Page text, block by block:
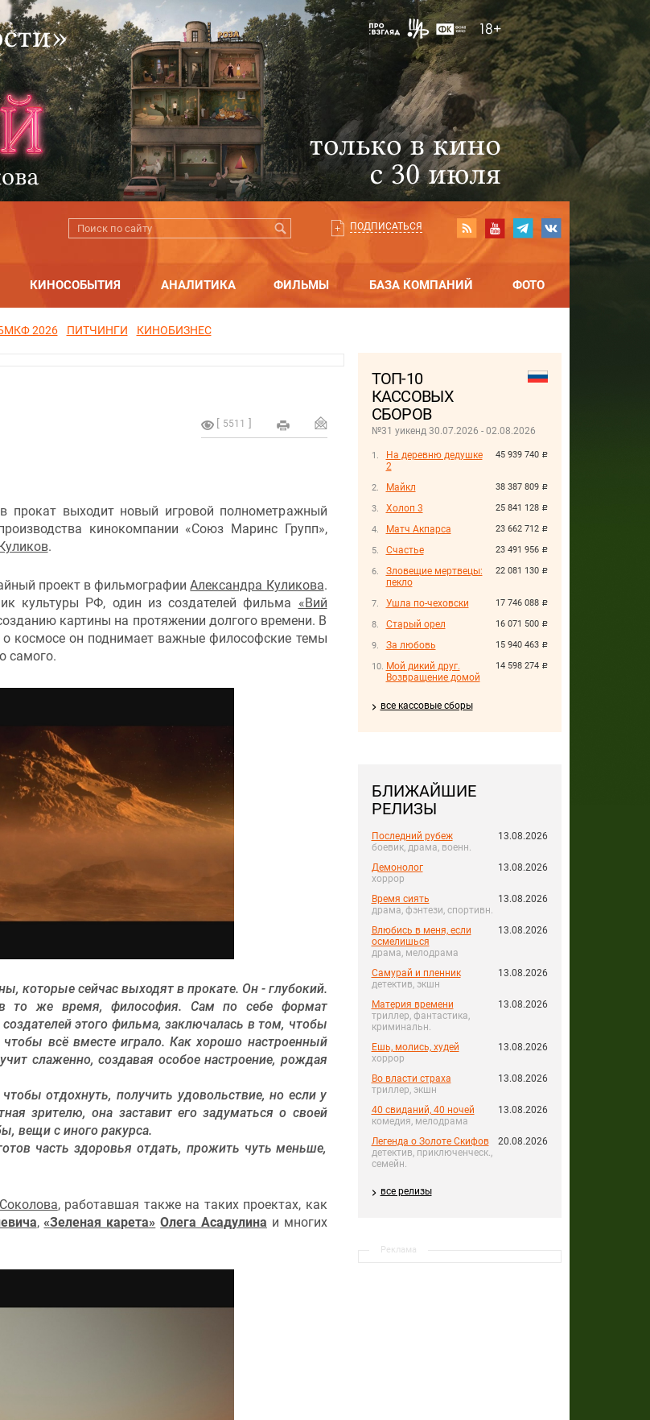
ПОДПИСАТЬСЯ
КИНОСОБЫТИЯ АНАЛИТИКА ФИЛЬМЫ БАЗА КОМПАНИЙ ФОТО
2026 ПИТЧИНГИ КИНОБИЗНЕС
ТОП-10
КАССОВЫХ
СБОРОВ
№31 уикенд 30.07.2026 - 02.08.2026
45 939 740 руб.
На деревню дедушке
2
38 387 809 руб.
Майкл
25 841 128 руб.
Холоп 3
23 662 712 руб.
Матч Акпарса
23 491 956 руб.
Счастье
22 081 130 руб.
Зловещие мертвецы:
пекло
17 746 088 руб.
Ушла по-чеховски
16 071 500 руб.
Старый орел
15 940 463 руб.
За любовь
14 598 274 руб.
Мой дикий друг.
Возвращение домой
все кассовые сборы
БЛИЖАЙШИЕ
РЕЛИЗЫ
Последний рубеж
боевик, драма, военн.
13.08.2026
Демонолог
хоррор
13.08.2026
Время сиять
драма, фэнтези, спортивн.
13.08.2026
Влюбись в меня, если
осмелишься
драма, мелодрама
13.08.2026
Самурай и пленник
детектив, экшн
13.08.2026
Материя времени
триллер, фантастика,
криминальн.
13.08.2026
Ешь, молись, худей
хоррор
13.08.2026
Во власти страха
триллер, экшн
13.08.2026
40 свиданий, 40 ночей
комедия, мелодрама
13.08.2026
Легенда о Золоте Скифов
детектив, приключенческ.,
семейн.
20.08.2026
все релизы
Реклама
5511
прокат выходит новый игровой полнометражный
кинокомпании «Союз Маринс Групп»,
.
проект в фильмографииАлександра Куликова.
культуры РФ, один из создателей фильма «Вий
картины на протяжении долгого времени. В
космосе он поднимает важные философские темы
самого.
которые сейчас выходят в прокате. Он - глубокий.
то же время, философия. Сам по себе формат
этого фильма, заключалась в том, чтобы
всё вместе играло. Как хорошо настроенный
слаженно, создавая особое настроение, рождая
отдохнуть, получить удовольствие, но если у
зрителю, она заставит его задуматься о своей
вещи с иного ракурса.
часть здоровья отдать, прожить чуть меньше,
, работавшая также на таких проектах, как
,«Зеленая карета» Олега Асадулина и многих